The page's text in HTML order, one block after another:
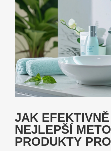
JAK
NEJLEPŠÍ
PRODUKTY